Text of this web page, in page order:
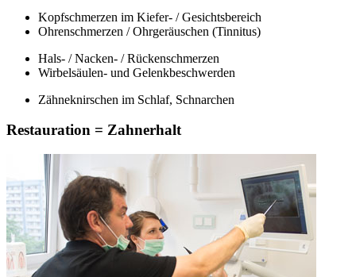
Kopfschmerzen im Kiefer- / Gesichtsbereich
Ohrenschmerzen / Ohrgeräuschen (Tinnitus)
Hals- / Nacken- / Rückenschmerzen
Wirbelsäulen- und Gelenkbeschwerden
Zähneknirschen im Schlaf, Schnarchen
Restauration = Zahnerhalt